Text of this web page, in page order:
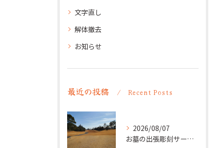
文字直し
解体撤去
お知らせ
最近の投稿 Recent Posts
2026/08/07
お墓の出張彫刻サービス【彫刻本舗】愛知県清須市